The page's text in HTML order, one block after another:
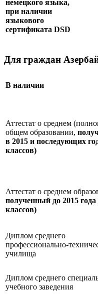
немецкого языка,
при наличии
языкового
сертификата DSD
Для граждан
В наличии
Аттестат о среднем
общем образовании,
в 2015 и последующих
классов)
Аттестат о среднем
полученный до 2015 года
классов)
Диплом среднего
профессионально-
училища
Диплом среднего
учебного заведения